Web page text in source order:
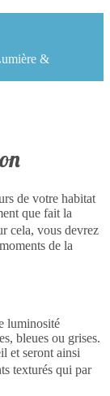
&
de votre habitat
que fait la
cela, vous devrez
de la
luminosité
bleues ou grises.
et seront ainsi
texturés qui par